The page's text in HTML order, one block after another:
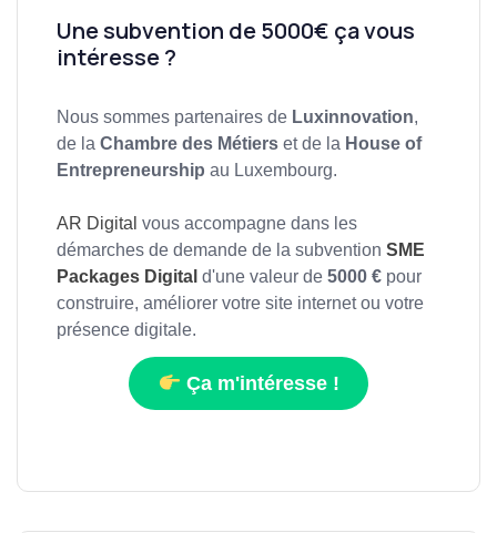
Une subvention de 5000€ ça vous
intéresse ?
Nous sommes partenaires de Luxinnovation,
de la Chambre des Métiers et de la House of
Entrepreneurship au Luxembourg.
AR Digital vous accompagne dans les
démarches de demande de la subvention SME
Packages Digital d'une valeur de 5000 € pour
construire, améliorer votre site internet ou votre
présence digitale.
Ça m'intéresse !